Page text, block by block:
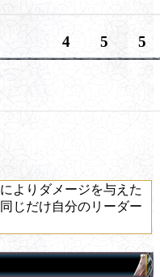
4 5 5
よりダメージを与えた
じだけ自分のリーダー